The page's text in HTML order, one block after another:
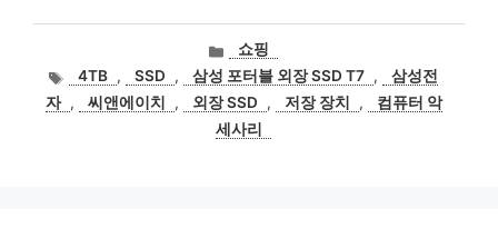
카
테
고
리
쇼핑
태4TB , SSD , 삼성 포터블 외장 SSD T7 ,
삼성전
자 , 씨앤에이치 , 외장 SSD , 저장 장치 ,
컴퓨터 악
세사리